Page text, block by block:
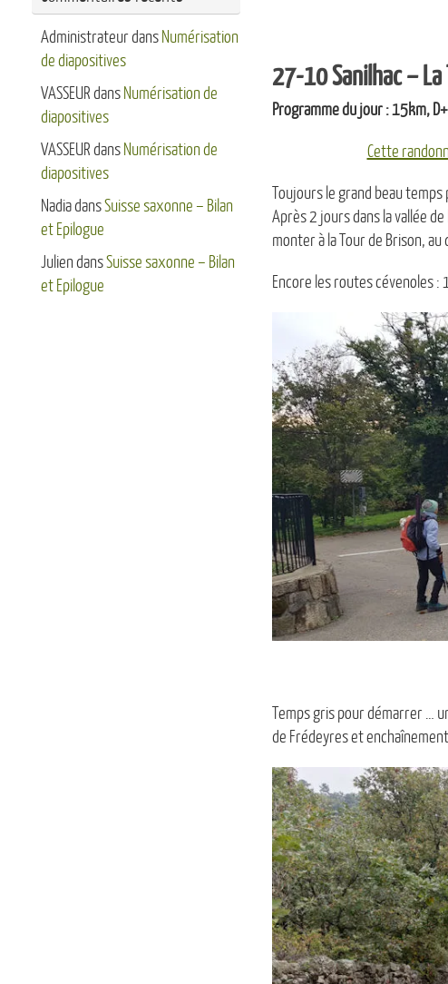
27-10 Sanilhac –
Programme du jour : 15km,
Cette
Toujours le grand beau temps
Après 2 jours dans la vallée
monter à la Tour de Brison, au
Encore les routes cévenoles
Temps gris pour démarrer …
de Frédeyres et
Administrateurdans Numérisation
de diapositives
VASSEUR dans Numérisation de
diapositives
VASSEUR dans Numérisation de
diapositives
NadiadansSuisse saxonne – Bilan
et Epilogue
Julien dansSuisse saxonne – Bilan
et Epilogue